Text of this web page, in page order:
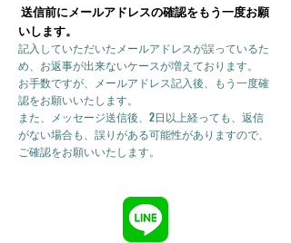
送信前にメールアドレスの確認をもう一度お願
いします。
記入していただいたメールアドレスが誤っているた
め、お返事が出来ないケースが増えております。
お手数ですが、メールアドレス記入後、もう一度確
認をお願いいたします。
また、メッセージ送信後、2日以上経っても、返信
がない場合も、誤りがある可能性がありますので、
ご確認をお願いいたします。